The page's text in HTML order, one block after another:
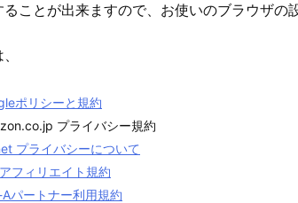
ることが出来ますので、お使いのブラウザの
ポリシーと規約
プライバシー規約
プライバシーについて
フィリエイト規約
パートナー利用規約